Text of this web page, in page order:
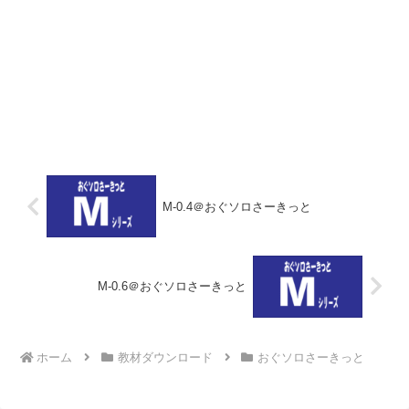
M-0.4＠おぐソロさーきっと
M-0.6＠おぐソロさーきっと
ホーム 教材ダウンロード おぐソロさーきっと